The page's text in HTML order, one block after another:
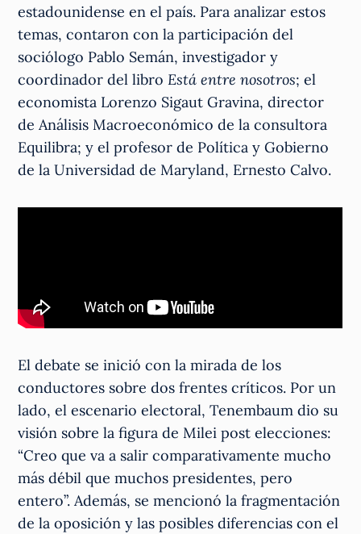
estadounidense en el país. Para analizar estos
temas, contaron con la participación del
sociólogo Pablo Semán, investigador y
coordinador del libroEstá entre nosotros; el
economista Lorenzo Sigaut Gravina, director
de Análisis Macroeconómico de la consultora
Equilibra; y el profesor de Política y Gobierno
de la Universidad de Maryland, Ernesto Calvo.
El debate se inició con la mirada de los
conductores sobre dos frentes críticos. Por un
lado, el escenario electoral, Tenembaum dio su
visión sobre la figura de Milei post elecciones:
“Creo que va a salir comparativamente mucho
más débil que muchos presidentes, pero
entero”. Además, se mencionó la fragmentación
de la oposición y las posibles diferencias con el